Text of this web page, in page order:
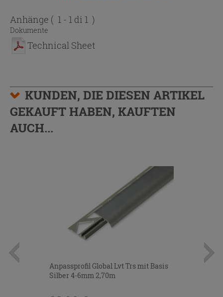
Anhänge ( 1 - 1 di 1 )
Dokumente
Technical Sheet
KUNDEN, DIE DIESEN ARTIKEL
GEKAUFT HABEN, KAUFTEN
AUCH...
Anpassprofil Global Lvt Trs mit Basis
Silber 4-6mm 2,70m